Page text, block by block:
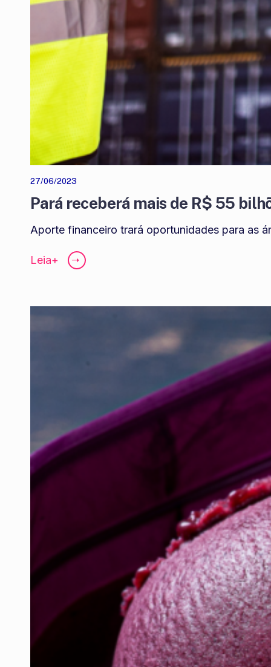
27/06/2023
Pará receberá mais de R$ 55
Aporte financeiro trará oportunidades para as
Leia+ ➝